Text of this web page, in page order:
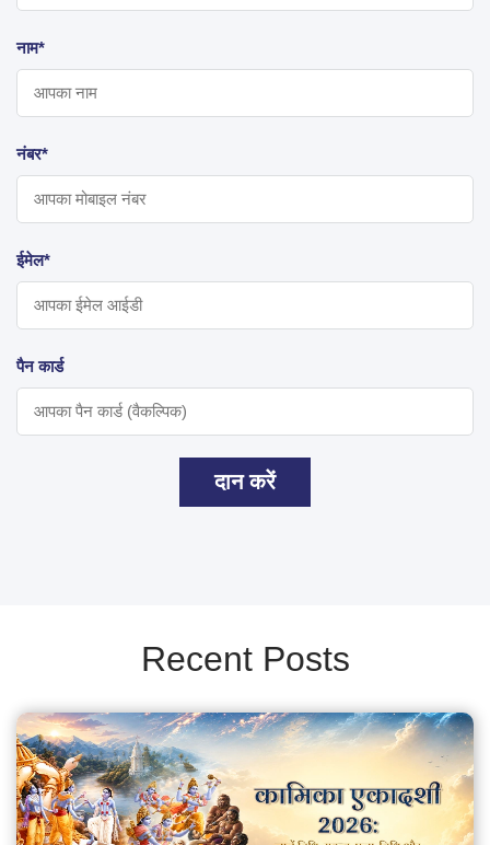
नाम*
नंबर*
ईमेल*
पैन कार्ड
दान करें
Recent Posts